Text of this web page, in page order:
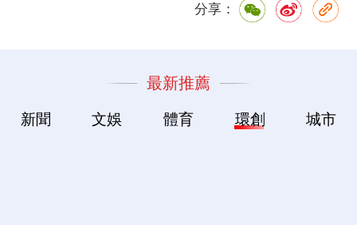
分享：
最新推薦
新聞 文娛 體育 環創 城市